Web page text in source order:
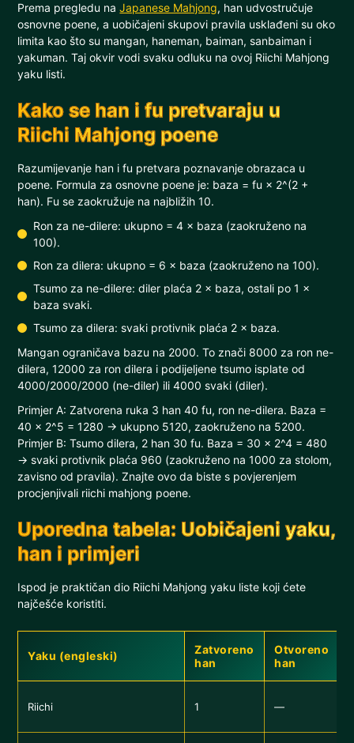
Prema pregledu naJapanese Mahjong, han udvostručuje
osnovne poene, a uobičajeni skupovi pravila usklađeni su oko
limita kao što su mangan, haneman, baiman, sanbaiman i
yakuman. Taj okvir vodi svaku odluku na ovoj Riichi Mahjong
yaku listi.
Kako se han i fu pretvaraju u
Riichi Mahjong poene
Razumijevanje han i fu pretvara poznavanje obrazaca u
poene. Formula za osnovne poene je: baza = fu × 2^(2 +
han). Fu se zaokružuje na najbližih 10.
Ron za ne-dilere: ukupno = 4 × baza (zaokruženo na
100).
Ron za dilera: ukupno = 6 × baza (zaokruženo na 100).
Tsumo za ne-dilere: diler plaća 2 × baza, ostali po 1 ×
baza svaki.
Tsumo za dilera: svaki protivnik plaća 2 × baza.
Mangan ograničava bazu na 2000. To znači 8000 za ron ne-
dilera, 12000 za ron dilera i podijeljene tsumo isplate od
4000/2000/2000 (ne-diler) ili 4000 svaki (diler).
Primjer A: Zatvorena ruka 3 han 40 fu, ron ne-dilera. Baza =
40 × 2^5 = 1280 → ukupno 5120, zaokruženo na 5200.
Primjer B: Tsumo dilera, 2 han 30 fu. Baza = 30 × 2^4 = 480
→ svaki protivnik plaća 960 (zaokruženo na 1000 za stolom,
zavisno od pravila). Znajte ovo da biste s povjerenjem
procjenjivali riichi mahjong poene.
Uporedna tabela: Uobičajeni yaku,
han i primjeri
Ispod je praktičan dio Riichi Mahjong yaku liste koji ćete
najčešće koristiti.
Yaku (engleski)
Zatvoreno
han
Otvoreno
han
Riichi 1 —